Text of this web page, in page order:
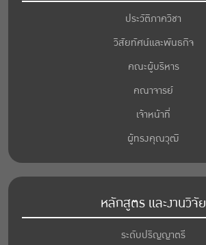
ประวัติภาควิชา
วิสัยทัศน์และพันธกิจ
คณะผู้บริหาร
คณาจารย์
เจ้าหน้าที่
ผู้ทรงคุณวุฒิ
หลักสูตร และงานวิจัย
ระดับปริญญาตรี